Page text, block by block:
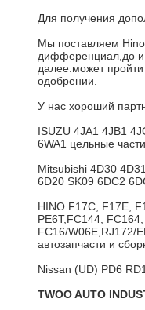
Для получения
Мы поставляем
дифференциал,до и
далее.может пройти
одобрении.
У нас хороший
ISUZU 4JA1 4JB1
6WA1 цельные
Mitsubishi 4D30
6D20 SK09 6DC2
HINO F17C, F17E,
PE6T,FC144,
FC16/W06E,RJ172/
автозапчасти и
Nissan (UD) PD6
TWOO AUTO